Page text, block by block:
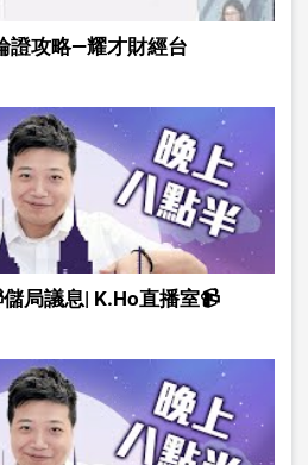
證攻略—耀才財經台
局議息| K.Ho直播室📹